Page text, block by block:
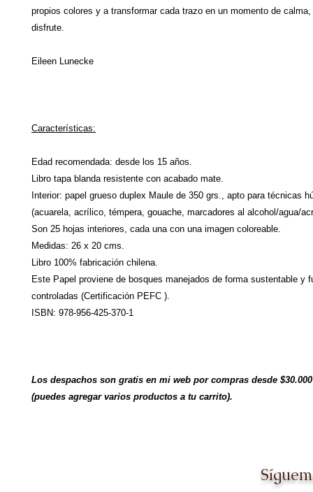
propios colores y a transformar cada trazo en un momento de
disfrute.
Eileen Lunecke
Características:
Edad recomendada: desde los 15 años.
Libro tapa blanda resistente con acabado mate.
Interior: papel grueso duplex Maule de 350 grs., apto para técnicas
(acuarela, acrílico, témpera, gouache, marcadores al alcohol/agua/
Son 25 hojas interiores, cada una con una imagen coloreable.
Medidas: 26 x 20 cms.
Libro 100% fabricación chilena.
Este Papel proviene de bosques manejados de forma sustentable y
controladas (Certificación PEFC ).
ISBN: 978-956-425-370-1
Los despachos son gratis en mi web por compras desde
(puedes agregar varios productos a tu carrito).